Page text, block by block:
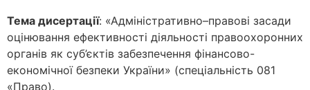
Тема дисертації: «Адміністративно–правові засади
оцінювання ефективності діяльності правоохоронних
органів як суб’єктів забезпечення фінансово-
економічної безпеки України» (спеціальність 081
«Право).